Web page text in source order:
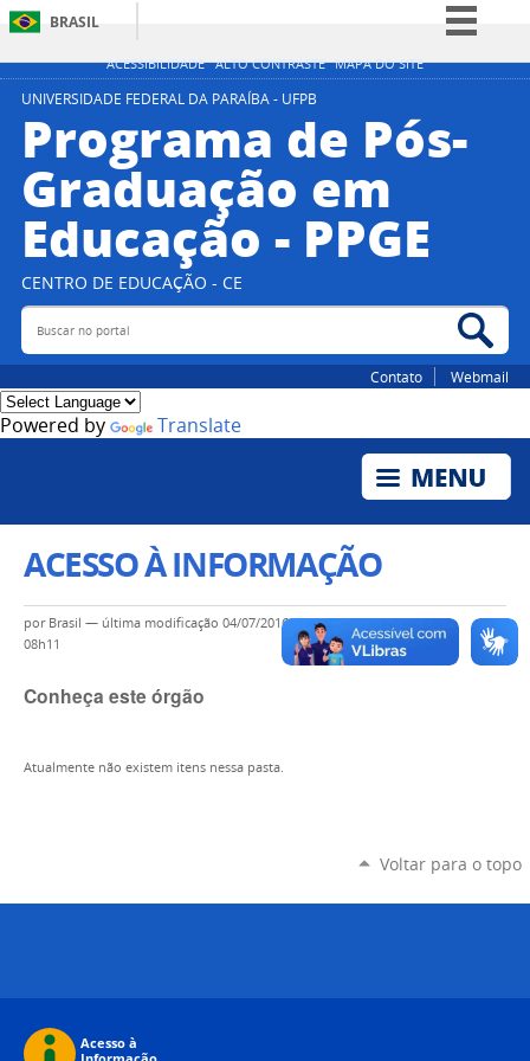
ACESSIBILIDADE ALTO CONTRASTE MAPA DO SITE
BRASIL
Simplifique!
Participe
Legislação
Canais
UNIVERSIDADE FEDERAL DA PARAÍBA - UFPB
Programa de Pós-
Graduação em
Educação - PPGE
CENTRO DE EDUCAÇÃO - CE
Buscar no portal
Contato Webmail
Powered by Translate
ACESSO À INFORMAÇÃO
por Brasil — última modificação 04/07/2016
08h11
Conheça este órgão
Atualmente não existem itens nessa pasta.
Voltar para o topo